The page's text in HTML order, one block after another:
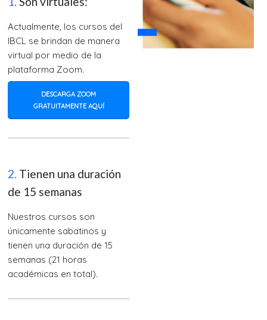
Actualmente, los cursos del
IBCL se brindan de manera
virtual por medio de la
plataforma Zoom.
DESCARGA ZOOM
GRATUITAMENTE AQUÍ
2. Tienen una duración
de 15 semanas
Nuestros cursos son
únicamente sabatinos y
tienen una duración de 15
semanas (21 horas
académicas en total).